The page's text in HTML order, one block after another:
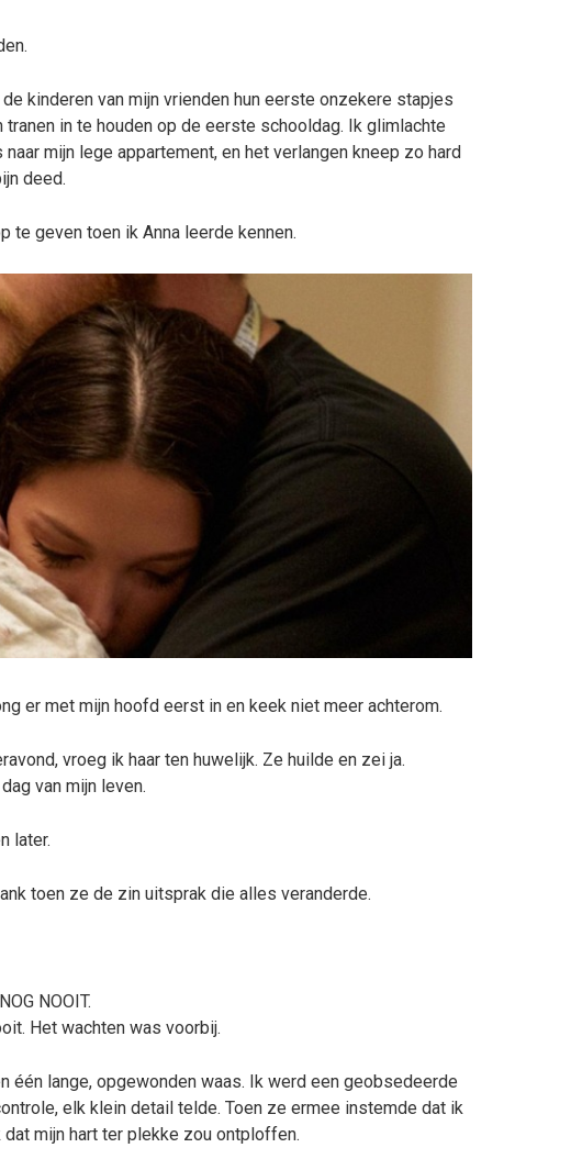
kinderen van mijn vrienden hun eerste onzekere stapjes
in te houden op de eerste schooldag. Ik glimlachte
mijn lege appartement, en het verlangen kneep zo hard
deed.
te geven toen ik Anna leerde kennen.
er met mijn hoofd eerst in en keek niet meer achterom.
vroeg ik haar ten huwelijk. Ze huilde en zei ja.
van mijn leven.
later.
toen ze de zin uitsprak die alles veranderde.
NOOIT.
Het wachten was voorbij.
één lange, opgewonden waas. Ik werd een geobsedeerde
elk klein detail telde. Toen ze ermee instemde dat ik
mijn hart ter plekke zou ontploffen.